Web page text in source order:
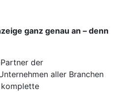
ganz genau an – denn
der
aller Branchen